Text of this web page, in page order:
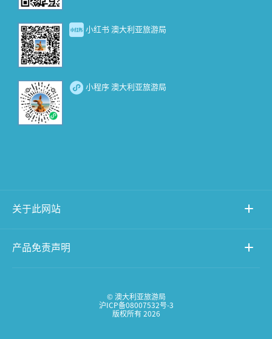
小红书 澳大利亚旅游局
小程序 澳大利亚旅游局
关于此网站
产品免责声明
© 澳大利亚旅游局
沪ICP备08007532号-3
版权所有 2026